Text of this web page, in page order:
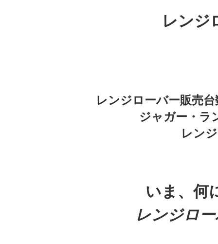
レンジ
レンジローバー販売
ジャガー・ラ
レン
いま、何
レンジロ